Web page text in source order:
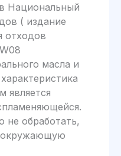
Национальный
( издание
отходов
масла и
является
не обработать,
окружающую